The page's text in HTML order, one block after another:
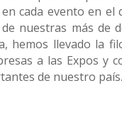
cada evento en el
nuestras más de
hemos llevado la
a las Expos y
de nuestro país.